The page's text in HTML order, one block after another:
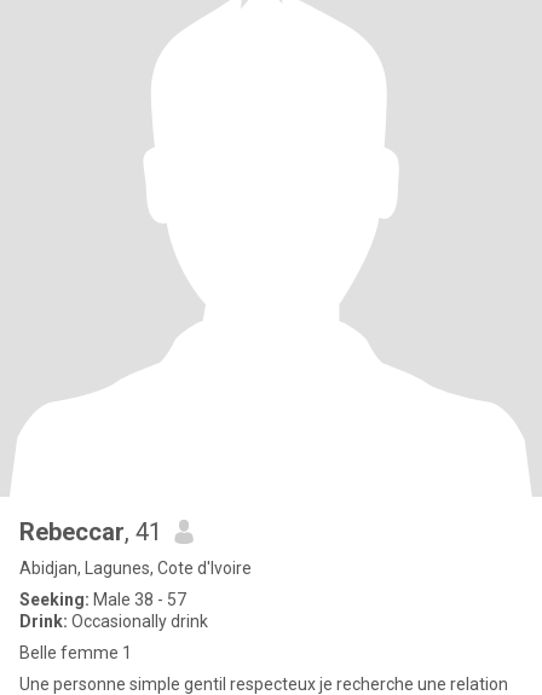
Rebeccar, 41
Abidjan, Lagunes, Cote d'Ivoire
Seeking: Male 38 - 57
Drink: Occasionally drink
Belle femme 1
Une personne simple gentil respecteux je recherche une relation